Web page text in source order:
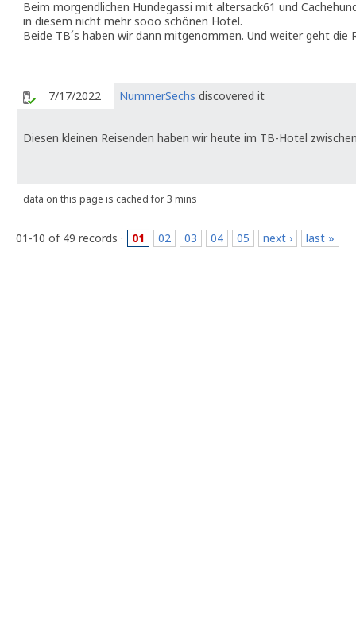
Beim morgendlichen Hundegassi mit altersack61 und
in diesem nicht mehr sooo schönen Hotel.
Beide TB´s haben wir dann mitgenommen. Und weiter geht die
7/17/2022 NummerSechs discovered it
Diesen kleinen Reisenden haben wir heute im TB-Hotel
data on this page is cached for 3 mins
01-10 of 49 records · 01 02 03 04 05 next › last »